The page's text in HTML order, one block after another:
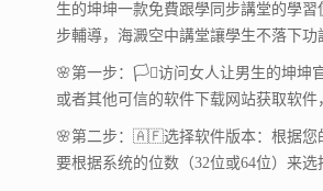
生的坤坤一款免費跟學同步講堂的學
步輔導，海澱空中講堂讓學生不落下
🌸第一步：🏳️‍⚧️访问女人让男生的坤坤
或者其他可信的软件下载网站获取软
🌸第二步：🇦🇫选择软件版本：根据您
要根据系统的位数（32位或64位）来